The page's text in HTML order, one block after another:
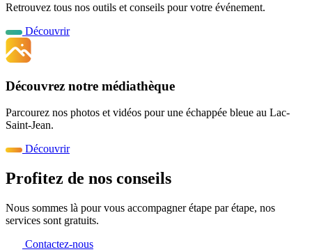
Retrouvez tous nos outils et conseils pour votre événement.
Découvrir
Découvrez notre médiathèque
Parcourez nos photos et vidéos pour une échappée bleue au Lac-
Saint-Jean.
Découvrir
Profitez de nos conseils
Nous sommes là pour vous accompagner étape par étape, nos
services sont gratuits.
Contactez-nous